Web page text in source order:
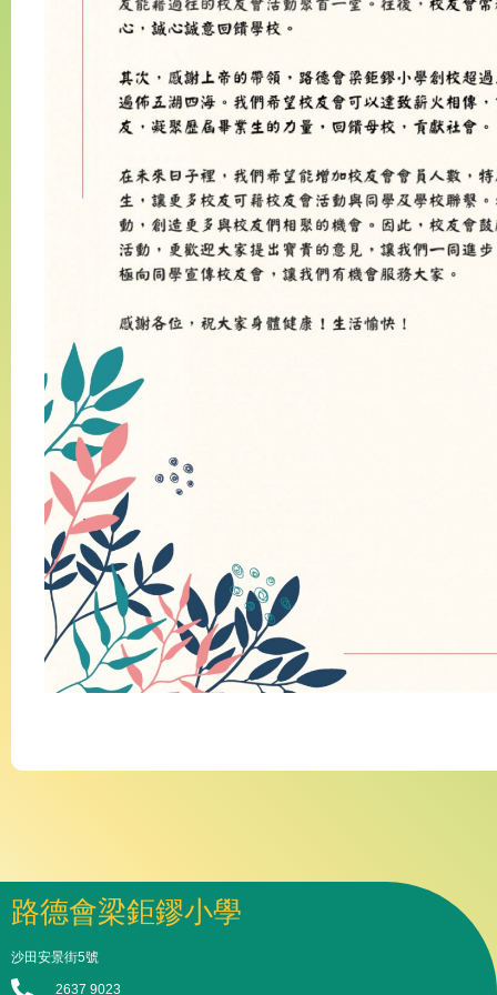
路德會梁鉅鏐小學
沙田安景街5號
2637 9023